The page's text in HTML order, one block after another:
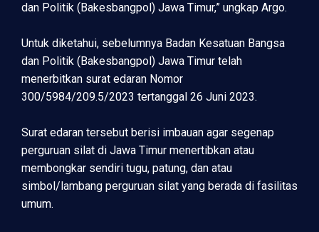
dan Politik (Bakesbangpol) Jawa Timur,” ungkap Argo.
Untuk diketahui, sebelumnya Badan Kesatuan Bangsa
dan Politik (Bakesbangpol) Jawa Timur telah
menerbitkan surat edaran Nomor
300/5984/209.5/2023 tertanggal 26 Juni 2023.
Surat edaran tersebut berisi imbauan agar segenap
perguruan silat di Jawa Timur menertibkan atau
membongkar sendiri tugu, patung, dan atau
simbol/lambang perguruan silat yang berada di fasilitas
umum.